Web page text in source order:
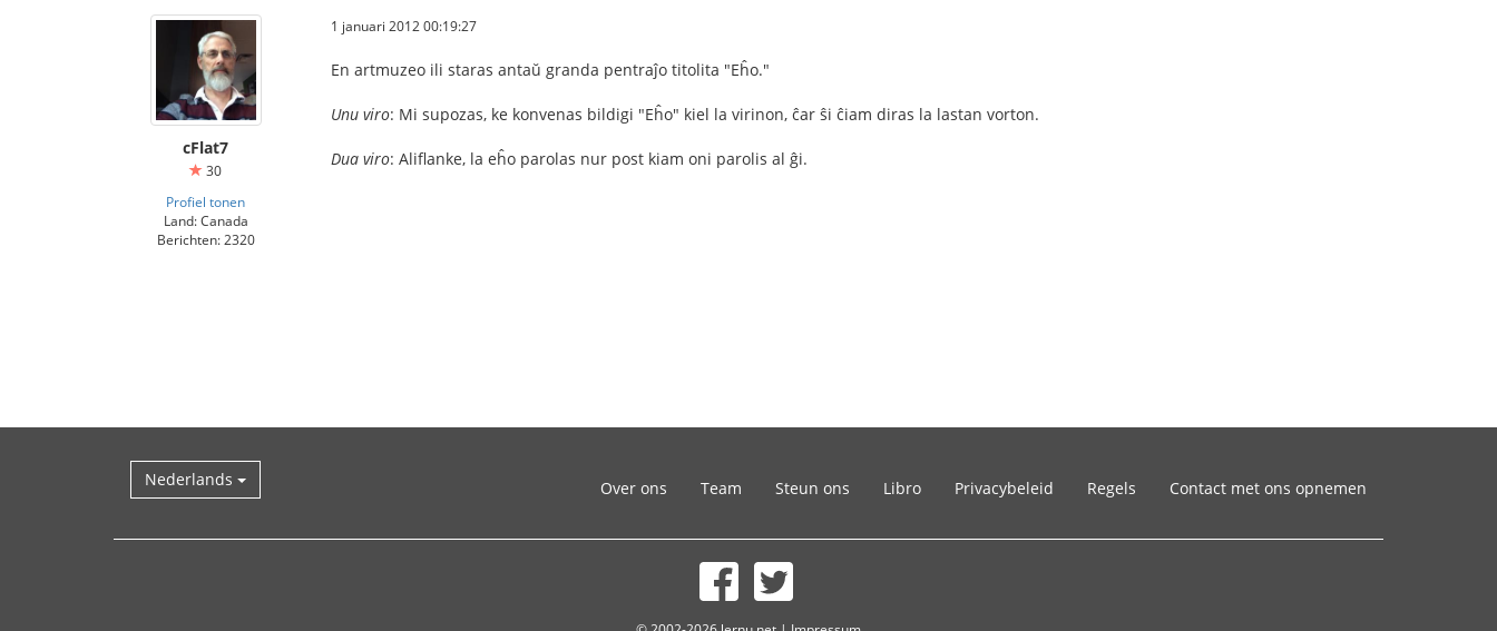
cFlat7
30
Profiel tonen
Land: Canada
Berichten: 2320
1 januari 2012 00:19:27
En artmuzeo ili staras antaŭ granda pentraĵo titolita "Eĥo."
Unu viro: Mi supozas, ke konvenas bildigi "Eĥo" kiel la virinon, ĉar ŝi ĉiam diras la lastan vorton.
Dua viro: Aliflanke, la eĥo parolas nur post kiam oni parolis al ĝi.
Nederlands Over ons Team Steun ons Libro Privacybeleid Regels Contact met ons opnemen